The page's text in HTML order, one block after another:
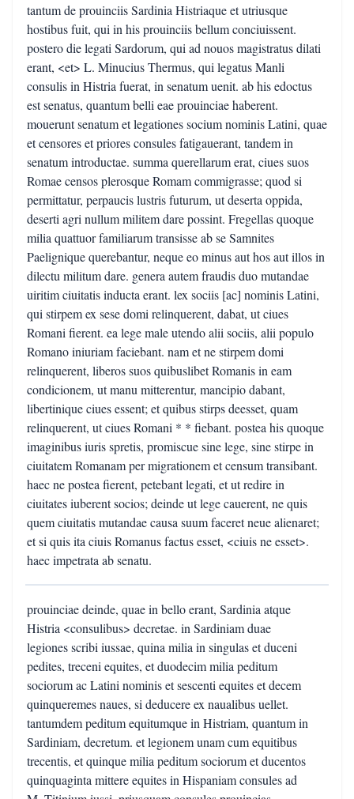
tantum de prouinciis Sardinia Histriaque et utriusque
hostibus fuit, qui in his prouinciis bellum conciuissent.
postero die legati Sardorum, qui ad nouos magistratus dilati
erant, <et> L. Minucius Thermus, qui legatus Manli
consulis in Histria fuerat, in senatum uenit. ab his edoctus
est senatus, quantum belli eae prouinciae haberent.
mouerunt senatum et legationes socium nominis Latini, quae
et censores et priores consules fatigauerant, tandem in
senatum introductae. summa querellarum erat, ciues suos
Romae censos plerosque Romam commigrasse; quod si
permittatur, perpaucis lustris futurum, ut deserta oppida,
deserti agri nullum militem dare possint. Fregellas quoque
milia quattuor familiarum transisse ab se Samnites
Paelignique querebantur, neque eo minus aut hos aut illos in
dilectu militum dare. genera autem fraudis duo mutandae
uiritim ciuitatis inducta erant. lex sociis [ac] nominis Latini,
qui stirpem ex sese domi relinquerent, dabat, ut ciues
Romani fierent. ea lege male utendo alii sociis, alii populo
Romano iniuriam faciebant. nam et ne stirpem domi
relinquerent, liberos suos quibuslibet Romanis in eam
condicionem, ut manu mitterentur, mancipio dabant,
libertinique ciues essent; et quibus stirps deesset, quam
relinquerent, ut ciues Romani * * fiebant. postea his quoque
imaginibus iuris spretis, promiscue sine lege, sine stirpe in
ciuitatem Romanam per migrationem et censum transibant.
haec ne postea fierent, petebant legati, et ut redire in
ciuitates iuberent socios; deinde ut lege cauerent, ne quis
quem ciuitatis mutandae causa suum faceret neue alienaret;
et si quis ita ciuis Romanus factus esset, <ciuis ne esset>.
haec impetrata ab senatu.
prouinciae deinde, quae in bello erant, Sardinia atque
Histria <consulibus> decretae. in Sardiniam duae
legiones scribi iussae, quina milia in singulas et duceni
pedites, treceni equites, et duodecim milia peditum
sociorum ac Latini nominis et sescenti equites et decem
quinqueremes naues, si deducere ex naualibus uellet.
tantumdem peditum equitumque in Histriam, quantum in
Sardiniam, decretum. et legionem unam cum equitibus
trecentis, et quinque milia peditum sociorum et ducentos
quinquaginta mittere equites in Hispaniam consules ad